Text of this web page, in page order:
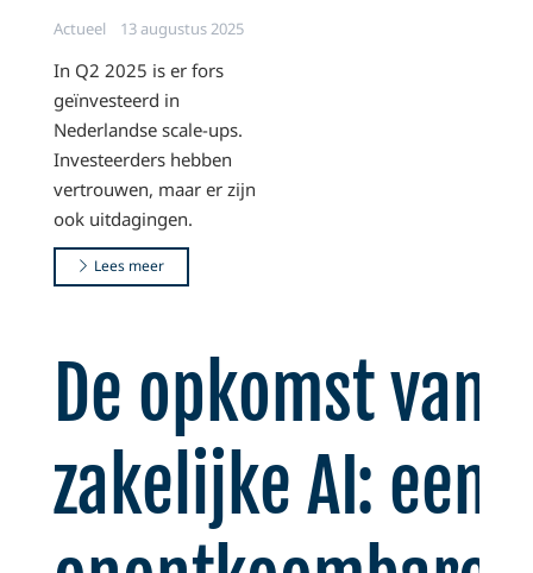
Actueel 13 augustus 2025
In Q2 2025 is er fors
geïnvesteerd in
Nederlandse scale-ups.
Investeerders hebben
vertrouwen, maar er zijn
ook uitdagingen.
Lees meer
De opkomst van
zakelijke AI: een